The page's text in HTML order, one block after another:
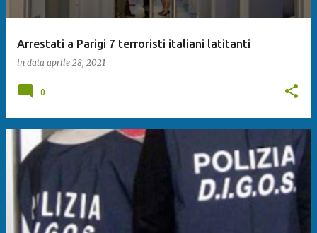
Arrestati a Parigi 7 terroristi italiani latitanti
in data aprile 28, 2021
0